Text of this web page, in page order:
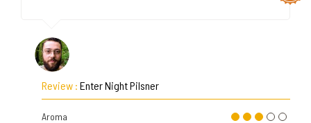
Review : Enter Night Pilsner
Aroma